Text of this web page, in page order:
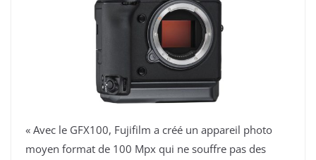
« Avec le GFX100, Fujifilm a créé un appareil photo
moyen format de 100 Mpx qui ne souffre pas des